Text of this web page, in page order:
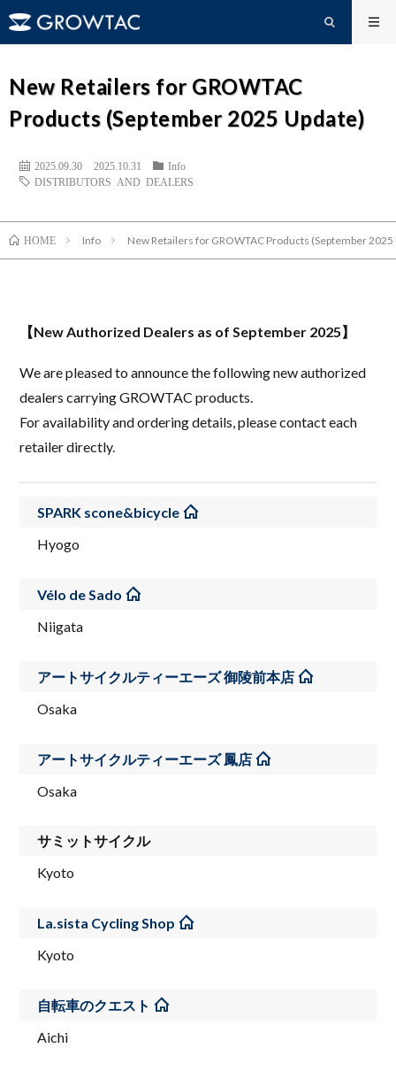
New Retailers for GROWTAC
Products (September 2025 Update)
2025.09.30 2025.10.31
Info
DISTRIBUTORS AND DEALERS
HOME Info New Retailers for GROWTAC Products (September 2025
【New Authorized Dealers as of September 2025】
We are pleased to announce the following new authorized
dealers carrying GROWTAC products.
For availability and ordering details, please contact each
retailer directly.
SPARK scone&bicycle
Hyogo
Vélo de Sado
Niigata
アートサイクルティーエーズ 御陵前本店
Osaka
アートサイクルティーエーズ 鳳店
Osaka
サミットサイクル
Kyoto
La.sista Cycling Shop
Kyoto
自転車のクエスト
Aichi